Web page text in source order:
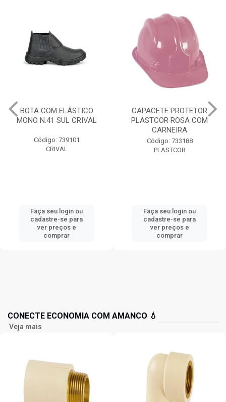
BOTA COM ELÁSTICO
MONO N.41 SUL CRIVAL
Código: 739101
CRIVAL
Faça seu login ou
cadastre-se para
ver preços e
comprar
CAPACETE PROTETOR
PLASTCOR ROSA COM
CARNEIRA
Código: 733188
PLASTCOR
Faça seu login ou
cadastre-se para
ver preços e
comprar
CONECTE ECONOMIA COM AMANCO 💧
Veja mais